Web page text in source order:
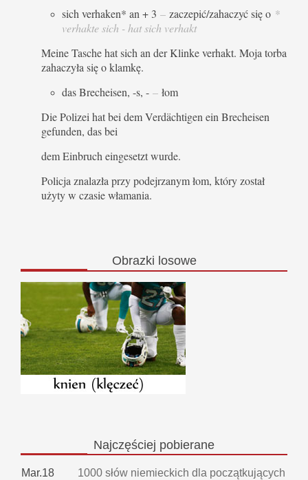
sich verhaken* an + 3 – zaczepić/zahaczyć się o *
verhakte sich - hat sich verhakt
Meine Tasche hat sich an der Klinke verhakt. Moja torba
zahaczyła się o klamkę.
das Brecheisen, -s, - – łom
Die Polizei hat bei dem Verdächtigen ein Brecheisen
gefunden, das bei
dem Einbruch eingesetzt wurde.
Policja znalazła przy podejrzanym łom, który został
użyty w czasie włamania.
Obrazki losowe
Najczęściej pobierane
Mar.18
1000 słów niemieckich dla początkujących